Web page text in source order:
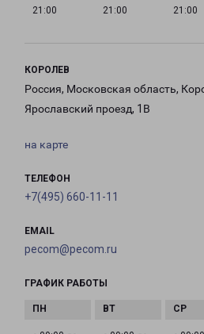
21:00
21:00
21:00
КОРОЛЕВ
Россия, Московская область,
Ярославский проезд, 1В
на карте
ТЕЛЕФОН
+7(495) 660-11-11
EMAIL
pecom@pecom.ru
ГРАФИК РАБОТЫ